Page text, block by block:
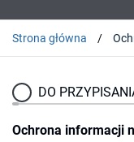
Strona główna
DO
Ochrona informacji